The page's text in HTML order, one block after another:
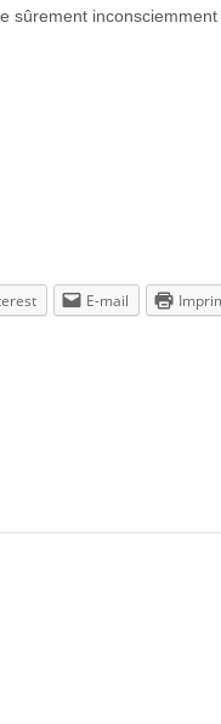
sûrement
E-mail